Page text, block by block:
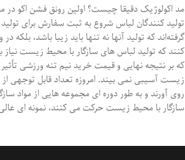
تولید کنندگان لباس شروع به ثبت سفارش برای
گرفته‌اند که تولید آنها نه تنها باید زیبا باشد،
کنند که تولید لباس های سازگار با محیط زیست
که بر نتیجه نهایی و قیمت خرید نیم تنه ورزشی
زیست آسیبی نمی بیند. امروزه تعداد قابل توجهی
روی آورند و به طور دوره ای مجموعه هایی از مواد
سازگار با محیط زیست حرکت می کنند، نمونه ای عالی